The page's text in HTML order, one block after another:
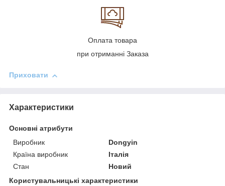
Оплата товара
при отриманні Заказа
Приховати
Характеристики
Основні атрибути
Виробник
Dongyin
Країна виробник
Італія
Стан
Новий
Користувальницькі характеристики